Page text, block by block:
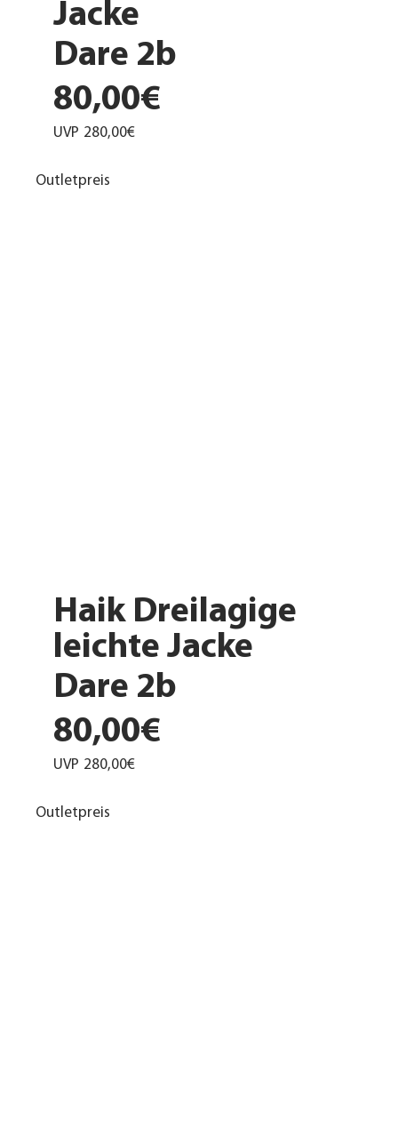
Jacke
Dare 2b
80,00€
UVP 280,00€
Haik Dreilagige
leichte Jacke
Dare 2b
80,00€
UVP 280,00€
Outletpreis
Outletpreis